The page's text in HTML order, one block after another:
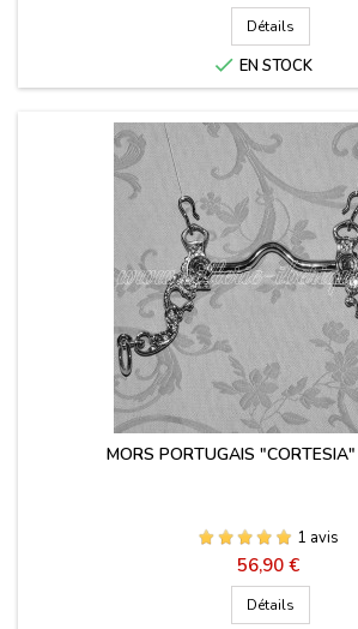
Détails
 EN STOCK
MORS PORTUGAIS
1 avis
Prix
56,90 €
Détails